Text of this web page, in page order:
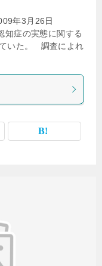
年3月26日
知症の実態に関する
いた。 調査によれ